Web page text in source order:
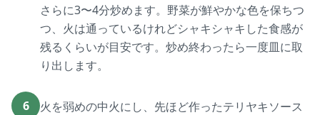
さらに3〜4分炒めます。野菜が鮮やかな色を保ちつ
つ、火は通っているけれどシャキシャキした食感が
残るくらいが目安です。炒め終わったら一度皿に取
り出します。
6
火を弱めの中火にし、先ほど作ったテリヤキソース